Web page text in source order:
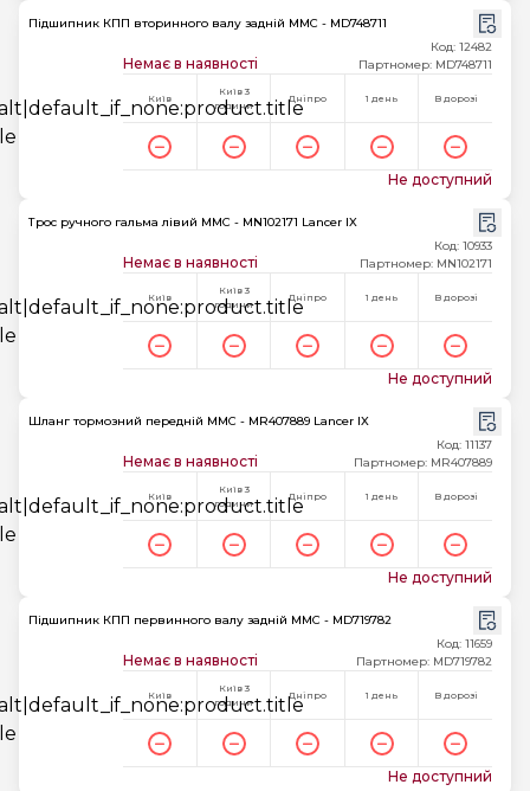
Підшипник КПП вторинного валу задній MMC - MD748711
Немає в наявності
Код: 12482
Партномер: MD748711
Київ
Київ 3
години
Дніпро 1 день В дорозі
Не доступний
Трос ручного гальма лівий MMC - MN102171 Lancer IX
Немає в наявності
Код: 10933
Партномер: MN102171
Київ
Київ 3
години
Дніпро 1 день В дорозі
Не доступний
Шланг тормозний передній MMC - MR407889 Lancer IX
Немає в наявності
Код: 11137
Партномер: MR407889
Київ
Київ 3
години
Дніпро 1 день В дорозі
Не доступний
Підшипник КПП первинного валу задній MMC - MD719782
Немає в наявності
Код: 11659
Партномер: MD719782
Київ
Київ 3
години
Дніпро 1 день В дорозі
Не доступний